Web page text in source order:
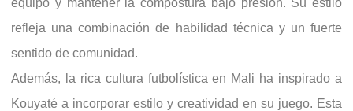
refleja una combinación de habilidad técnica y un fuerte
sentido de comunidad.
Además, la rica cultura futbolística en Mali ha inspirado a
Kouyaté a incorporar estilo y creatividad en su juego. Esta